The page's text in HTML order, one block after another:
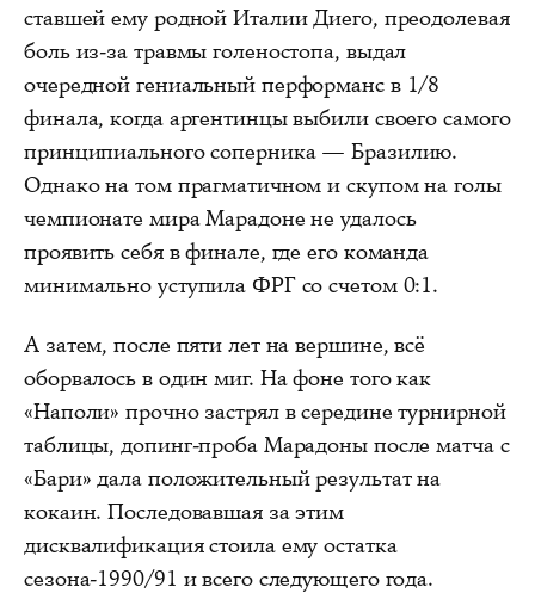
ставшей ему родной Италии Диего, преодолевая
боль из-за травмы голеностопа, выдал
очередной гениальный перформанс в 1/8
финала, когда аргентинцы выбили своего самого
принципиального соперника — Бразилию.
Однако на том прагматичном и скупом на голы
чемпионате мира Марадоне не удалось
проявить себя в финале, где его команда
минимально уступила ФРГ со счетом 0:1.
А затем, после пяти лет на вершине, всё
оборвалось в один миг. На фоне того как
«Наполи» прочно застрял в середине турнирной
таблицы, допинг-проба Марадоны после матча с
«Бари» дала положительный результат на
кокаин. Последовавшая за этим
дисквалификация стоила ему остатка
сезона-1990/91 и всего следующего года.